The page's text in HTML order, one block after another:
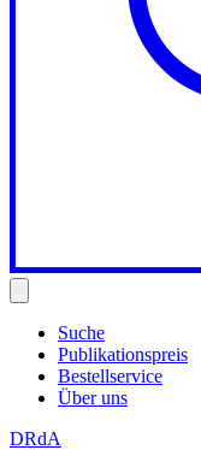
Suche
Publikationspreis
Bestellservice
Über uns
DRdA